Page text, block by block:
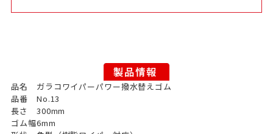
品名
ガラコワイパーパワー撥水替えゴム
品番
No.13
長さ
300mm
ゴム幅6mm